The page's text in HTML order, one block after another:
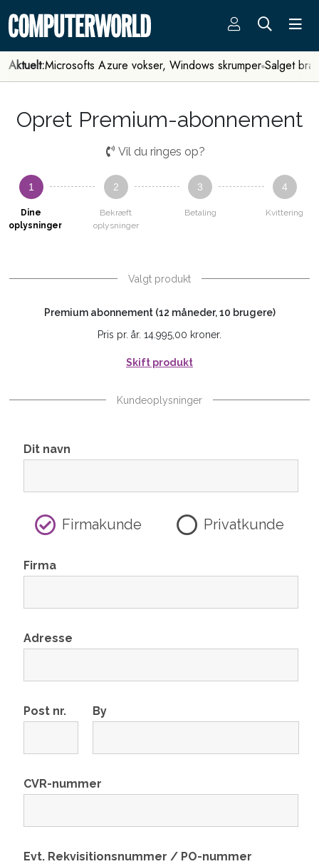
Aktuelt:Microsofts Azure vokser, Windows skrumper Salget
Opret Premium-abonnement
Vil du ringes op?
1
Dine
oplysninger
2
Bekræft
oplysninger
3
Betaling
4
Kvittering
Valgt produkt
Premium abonnement (12 måneder, 10 brugere)
Pris pr. år. 14.995,00 kroner.
Skift produkt
Kundeoplysninger
Dit navn
Firmakunde Privatkunde
Firma
Adresse
Post nr. By
CVR-nummer
Evt. Rekvisitionsnummer / PO-nummer